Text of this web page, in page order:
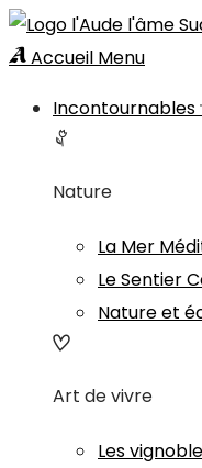
Accueil Menu
Incontournables
Nature
La Mer
Le Sentier
Nature et
Art de vivre
Les